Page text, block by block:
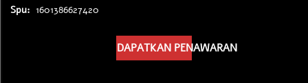
Spu: 1601386627420
DAPATKAN PENAWARAN